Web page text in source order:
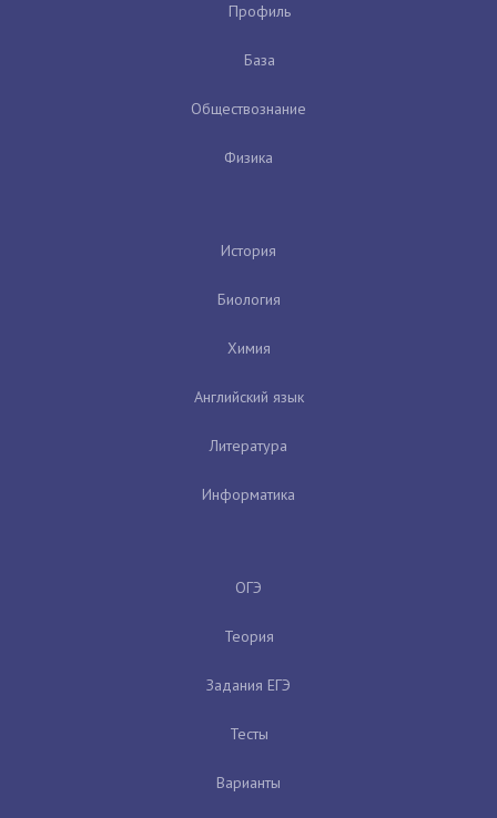
Профиль
База
Обществознание
Физика
История
Биология
Химия
Английский язык
Литература
Информатика
ОГЭ
Теория
Задания ЕГЭ
Тесты
Варианты